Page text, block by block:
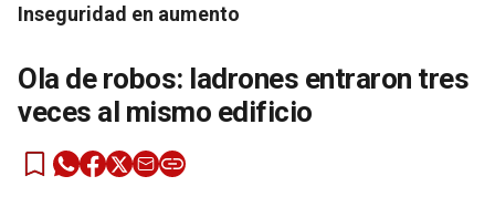
Inseguridad en aumento
Ola de robos: ladrones entraron tres
veces al mismo edificio